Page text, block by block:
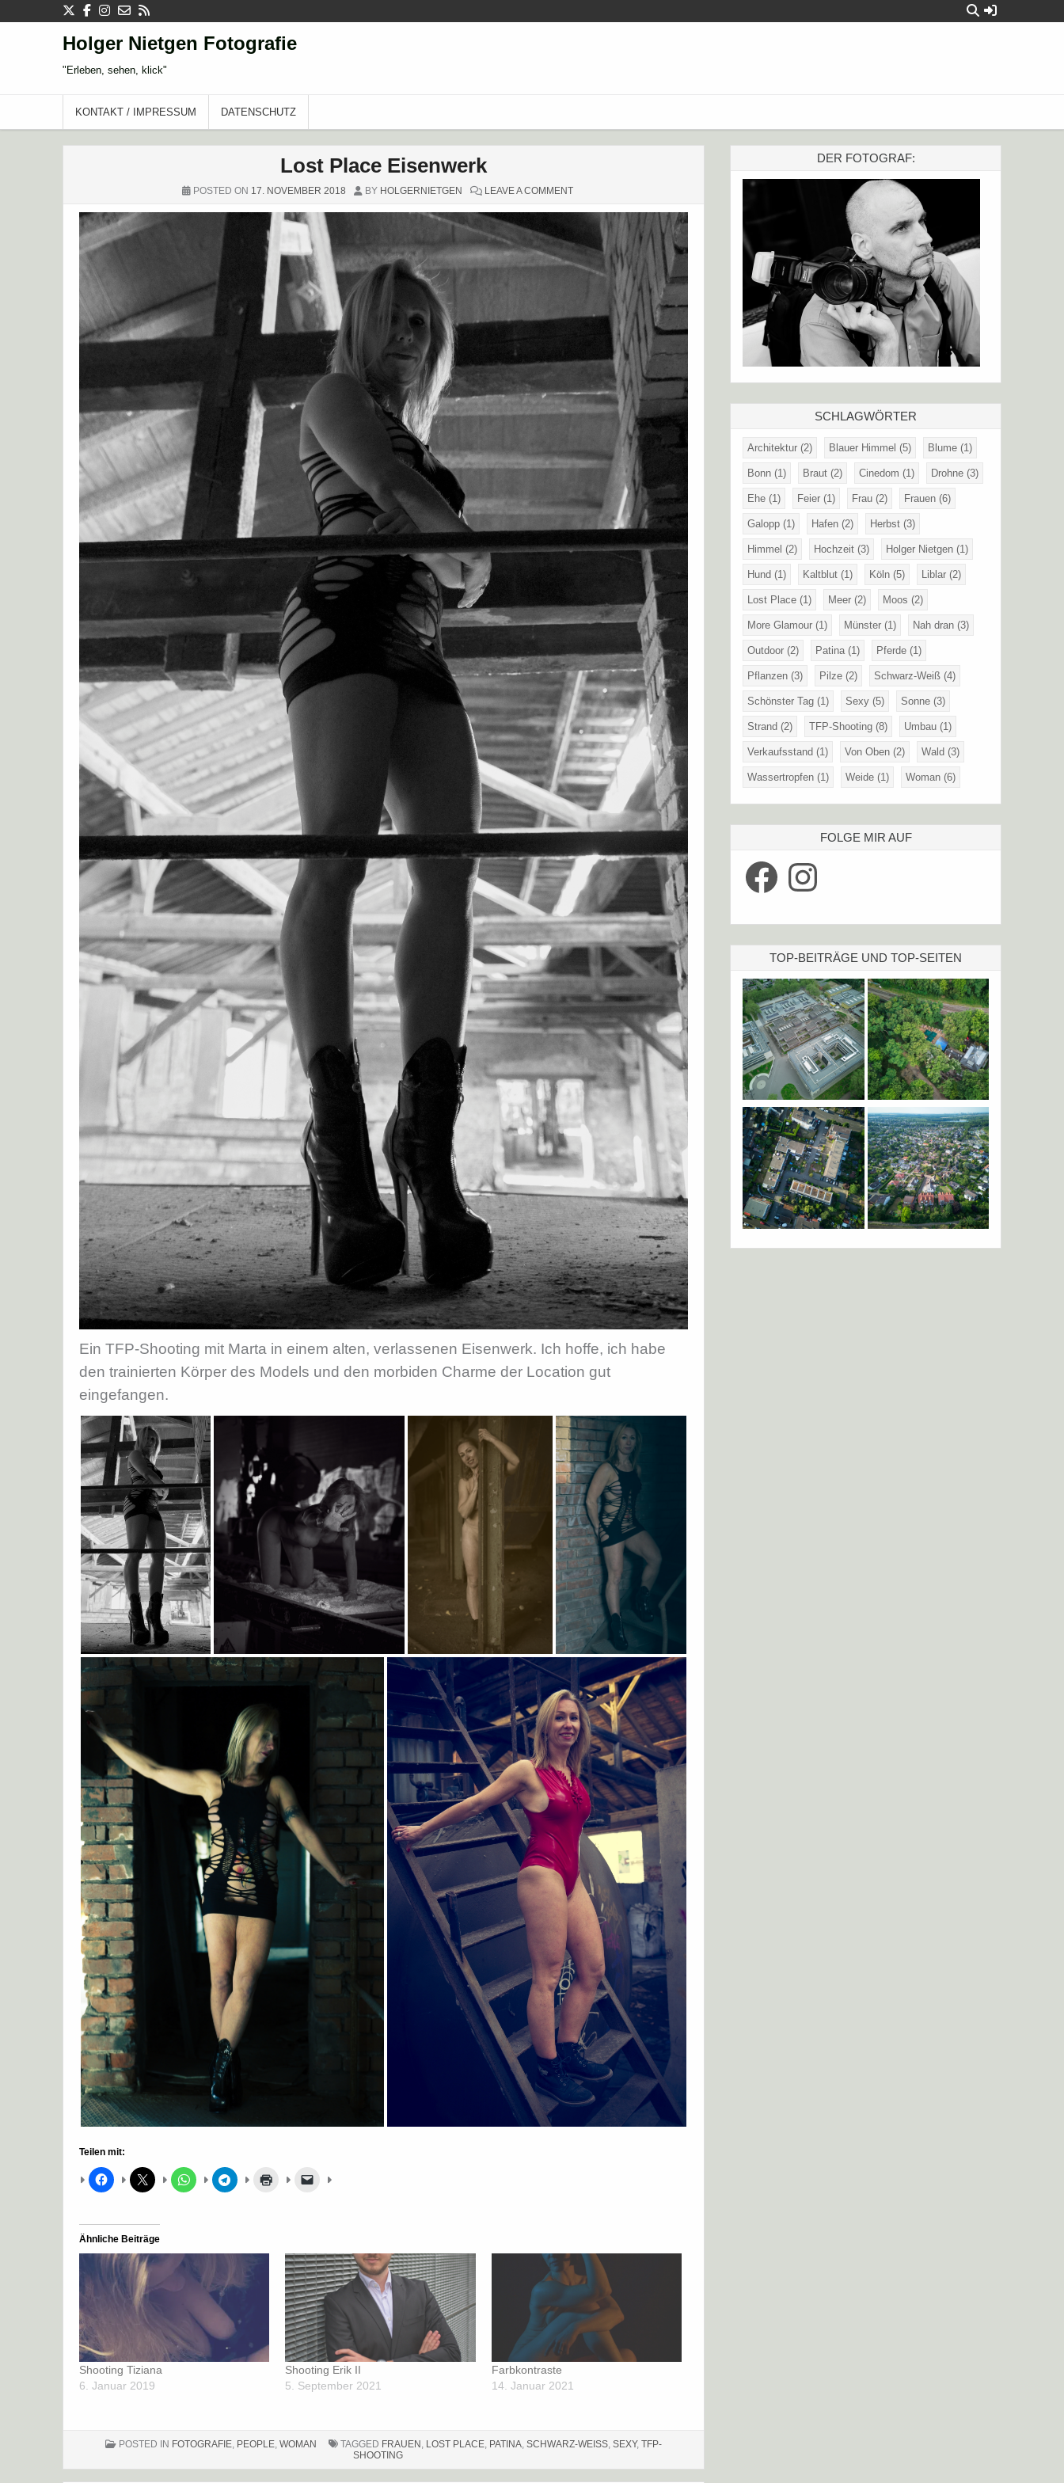
to
Holger Nietgen Fotografie
"Erleben, sehen, klick"
KONTAKT / IMPRESSUM DATENSCHUTZ
Lost Place Eisenwerk
POSTED ON 17. NOVEMBER 2018 BY HOLGERNIETGEN LEAVE A COMMENTON
EISENWERK
Ein TFP-Shooting mit Marta in einem alten, verlassenen Eisenwerk. Ich hoffe, ich habe
den trainierten Körper des Models und den morbiden Charme der Location gut
eingefangen.
Teilen mit:
Ähnliche Beiträge
Shooting Tiziana
6. Januar 2019
Shooting Erik II
5. September 2021
Farbkontraste
14. Januar 2021
POSTED IN FOTOGRAFIE, PEOPLE, WOMAN TAGGED FRAUEN, LOST PLACE, PATINA, SCHWARZ-WEISS , SEXY, TFP-
SHOOTING
DER FOTOGRAF:
SCHLAGWÖRTER
Architektur (2) Blauer Himmel (5) Blume (1)
Bonn (1) Braut (2) Cinedom (1) Drohne (3)
Ehe (1) Feier (1) Frau (2) Frauen (6)
Galopp (1) Hafen (2) Herbst (3)
Himmel (2) Hochzeit (3) Holger Nietgen (1)
Hund (1) Kaltblut (1) Köln (5) Liblar (2)
Lost Place (1) Meer (2) Moos (2)
More Glamour (1) Münster (1) Nah dran (3)
Outdoor (2) Patina(1) Pferde (1)
Pflanzen (3) Pilze (2) Schwarz-Weiß (4)
Schönster Tag (1) Sexy (5) Sonne (3)
Strand (2) TFP-Shooting (8) Umbau (1)
Verkaufsstand (1) Von Oben (2) Wald (3)
Wassertropfen (1) Weide (1) Woman (6)
FOLGE MIR AUF
Facebook Instagram
TOP-BEITRÄGE UND TOP-SEITEN